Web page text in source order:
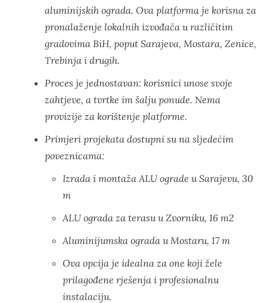
aluminijskih ograda. Ova platforma je korisna za
pronalaženje lokalnih izvođača u različitim
gradovima BiH, poput Sarajeva, Mostara, Zenice,
Trebinja i drugih.
Proces je jednostavan: korisnici unose svoje
zahtjeve, a tvrtke im šalju ponude. Nema
provizije za korištenje platforme.
Primjeri projekata dostupni su na sljedećim
poveznicama:
Izrada i montaža ALU ograde u Sarajevu, 30
m
ALU ograda za terasu u Zvorniku, 16 m2
Aluminijumska ograda u Mostaru, 17 m
Ova opcija je idealna za one koji žele
prilagođene rješenja i profesionalnu
instalaciju.